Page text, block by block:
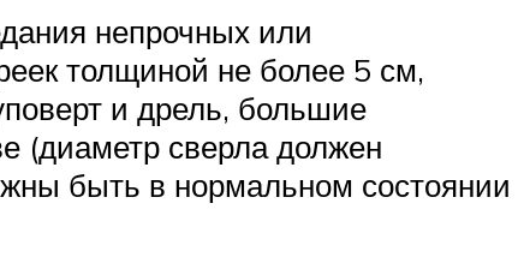
непрочных или
толщиной не более 5 см,
и дрель, большие
(диаметр сверла должен
быть в нормальном состоянии